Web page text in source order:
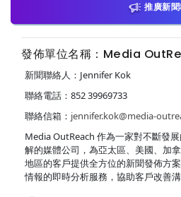
推廣新
發佈單位名稱：Media
新聞聯絡人：Jennifer Kok
聯絡電話：852 39969733
聯絡信箱： jennifer.kok@media-
Media OutReach 作為一家對不斷發
解的媒體公司，為亞太區、美國、加
地區的客戶提供全方位的新聞發佈方
情報的即時分析服務，協助客戶改善